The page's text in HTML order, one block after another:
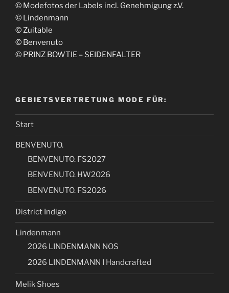
© Modefotos der Labels incl. Genehmigung z.V.
© Lindenmann
© Zuitable
© Benvenuto
© PRINZ BOWTIE – SEIDENFALTER
GEBIETSVERTRETUNG MODE FÜR:
Start
BENVENUTO.
BENVENUTO. FS2027
BENVENUTO. HW2026
BENVENUTO. FS2026
District Indigo
Lindenmann
2026 LINDENMANN NOS
2026 LINDENMANN I Handcrafted
Melik Shoes